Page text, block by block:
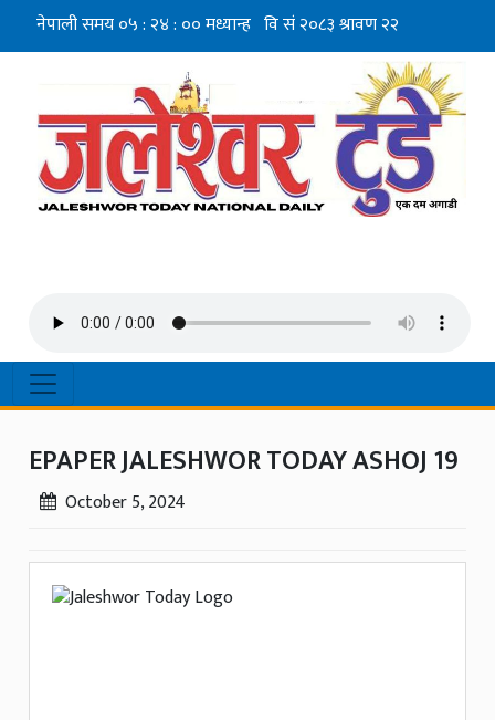
EPAPER JALESHWOR TODAY ASHOJ 19
October 5, 2024